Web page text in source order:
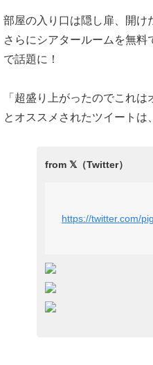
部屋の入り口は隠し扉、開け
さらにシアタールームを無料
で話題に！
「超盛り上がったのでこれ
とオススメされたツイートは
https://twitter.com/